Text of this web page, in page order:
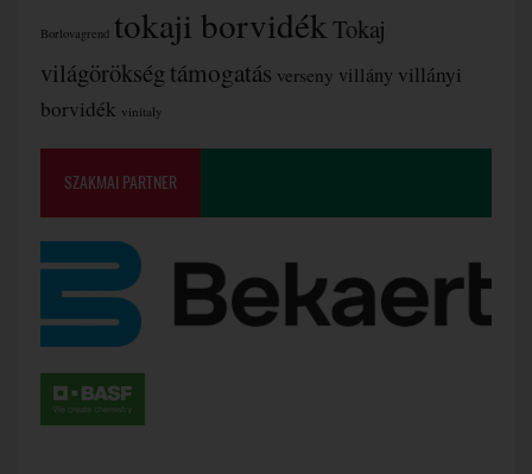
Borlovagrend tokaji borvidékTokaj
világörökségtámogatás verseny villány villányi
borvidék vinitaly
SZAKMAI PARTNER